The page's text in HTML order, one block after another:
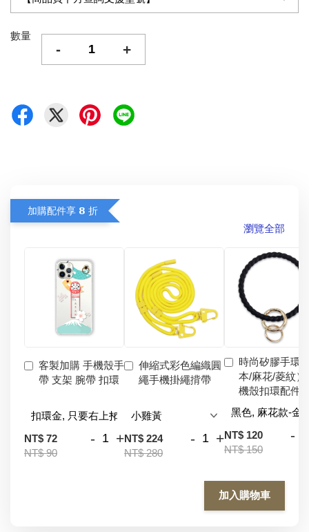
數量
- +
加購配件享 𝟴 折
瀏覽全部
客製加購 手機殼手
帶 支架 腕帶 扣環
NT$ 72
NT$ 90
- +
伸縮式彩色編織圓
繩手機掛繩揹帶
NT$ 224
NT$ 280
- +
時尚矽膠手環
本/麻花/菱紋）
機殼扣環配件
NT$ 120
NT$ 150
-
加入購物車